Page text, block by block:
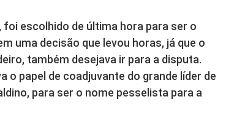
foi escolhido de última hora para ser o
uma decisão que levou horas, já que o
também desejava ir para a disputa.
o papel de coadjuvante do grande líder de
para ser o nome pesselista para a